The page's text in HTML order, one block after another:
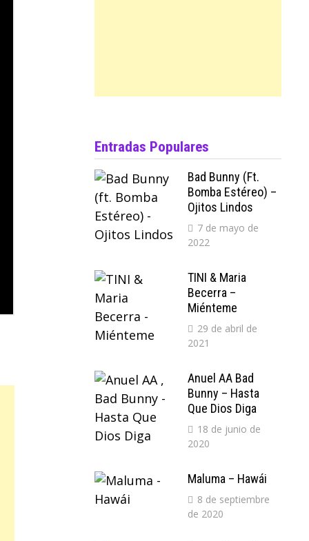
Entradas Populares
Bad Bunny (ft.
Bomba Estéreo) –
Ojitos Lindos
7 de mayo de
2022
TINI & Maria
Becerra –
Miénteme
29 de abril de
2021
Anuel AA Bad
Bunny – Hasta
Que Dios Diga
18 de junio de
2020
Maluma – Hawái
8 de septiembre
de 2020